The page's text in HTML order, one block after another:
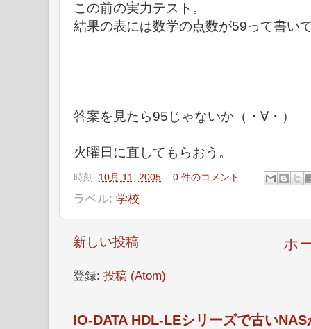
この前の実力テスト。
結果の表には数学の点数が59って書い
答案を見たら95じゃないか（・∀・）
火曜日に直してもらおう。
時刻: 10月 11, 2005 0 件のコメント:
ラベル: 学校
新しい投稿 ホ
登録: 投稿 (Atom)
IO-DATA HDL-LEシリーズで古い